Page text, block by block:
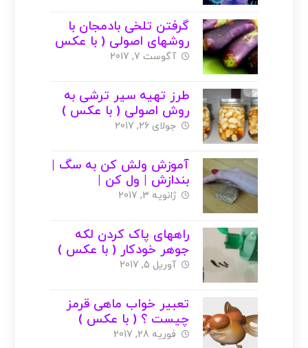
گرفتن تلخی بادمجان با
روشهای اصولی ( با عکس
)
آگوست 7, 2017
طرز تهیه سیر ترشی به
روش اصولی ( با عکس )
جولای 26, 2017
آموزش ولش کن به سگ |
بندازش | ول کن |
ژانویه 3, 2017
راههای پاک کردن لکه
جوهر خودکار ( با عکس )
آوریل 5, 2017
تعبیر خواب ماهی قرمز
چیست ؟ ( با عکس )
فوریه 28, 2017